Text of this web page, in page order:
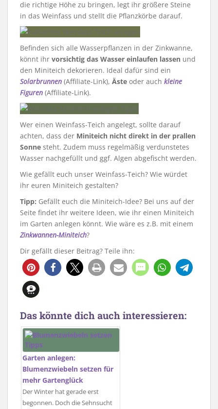
die richtige Höhe zu bringen, legt ihr größere Steine
in das Weinfass und stellt die Pflanzkörbe darauf.
Befinden sich alle Wasserpflanzen in der Zinkwanne,
könnt ihr vorsichtig das Wasser einlaufen lassen und
den Miniteich dekorieren. Ideal dafür sind ein
Solarbrunnen (Affiliate-Link), Äste oder auch kleine
Figuren (Affiliate-Link).
Wer einen Weinfass-Teich angelegt, sollte darauf
achten, dass der Miniteich nicht direkt in der prallen
Sonne steht. Zudem muss regelmäßig verdunstetes
Wasser nachgefüllt und ggf. Algen abgefischt werden.
Wie gefällt euch unser Weinfass-Teich? Wie würdet
ihr euren Miniteich gestalten?
Tipp: Gefällt euch die Miniteich-Idee? Bei uns auf der
Seite findet ihr weitere Ideen, wie ihr einen Miniteich
im Garten anlegen könnt. Wie wäre es z.B. mit einem
Zinkwannen-Miniteich?
Dir gefällt dieser Beitrag? Teile ihn:
Das könnte dich auch interessieren:
Garten anlegen:
Blumenzwiebeln setzen für
mehr Gartenglück
Der Winter hat gerade erst
begonnen. Doch die Sehnsucht